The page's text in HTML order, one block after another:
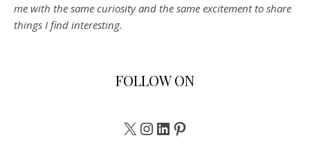
me with the same curiosity and the same excitement to share
things I find interesting.
FOLLOW ON
X Instagram
LinkedInPinterest